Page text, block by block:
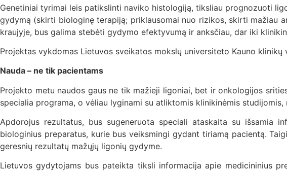
Genetiniai tyrimai leis patikslinti naviko histologiją, tiksliau prognozuoti
gydymą (skirti biologinę terapiją; priklausomai nuo rizikos, skirti mažiau
kraujyje, bus galima stebėti gydymo efektyvumą ir anksčiau, dar iki
Projektas vykdomas Lietuvos sveikatos mokslų universiteto Kauno
Nauda – ne tik pacientams
Projekto metu naudos gaus ne tik mažieji ligoniai, bet ir onkologijos
specialia programa, o vėliau lyginami su atliktomis klinikinėmis
Apdorojus rezultatus, bus sugeneruota speciali ataskaita su išsamia
biologinius preparatus, kurie bus veiksmingi gydant tiriamą pacientą.
geresnių rezultatų mažųjų ligonių gydyme.
Lietuvos gydytojams bus pateikta tiksli informacija apie medicininius